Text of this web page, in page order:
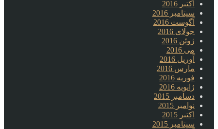
اکتبر 2016
سپتامبر 2016
آگوست 2016
جولای 2016
ژوئن 2016
می 2016
آوریل 2016
مارس 2016
فوریه 2016
ژانویه 2016
دسامبر 2015
نوامبر 2015
اکتبر 2015
سپتامبر 2015